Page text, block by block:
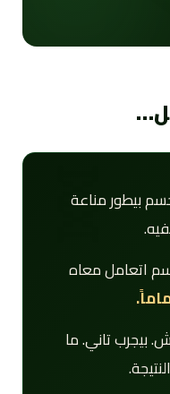
بيطور مناعة
اتعامل معاه
بيجرب تاني. ما